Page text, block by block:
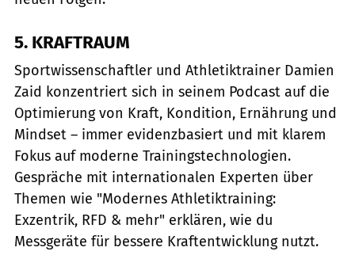
5. KRAFTRAUM
Sportwissenschaftler und Athletiktrainer Damien
Zaid konzentriert sich in seinem Podcast auf die
Optimierung von Kraft, Kondition, Ernährung und
Mindset – immer evidenzbasiert und mit klarem
Fokus auf moderne Trainingstechnologien.
Gespräche mit internationalen Experten über
Themen wie "Modernes Athletiktraining:
Exzentrik, RFD & mehr" erklären, wie du
Messgeräte für bessere Kraftentwicklung nutzt.